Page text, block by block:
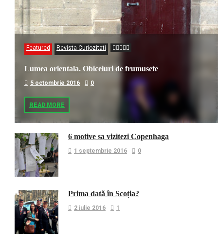
Featured Revista Curiozitati
Lumea orientala. Obiceiuri de frumusete
5 octombrie 2016 0
READ MORE
6 motive sa vizitezi Copenhaga
1 septembrie 2016 0
Prima dată în Scoția?
2 iulie 2016 1